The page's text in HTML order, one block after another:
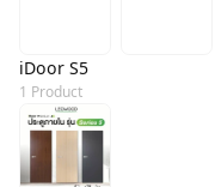
iDoor S5
1 Product